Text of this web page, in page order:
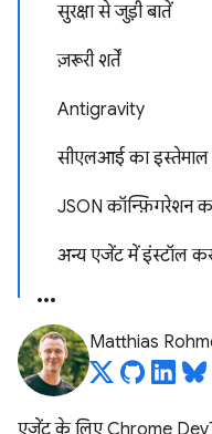
सुरक्षा से जुड़ी बातें
ज़रूरी शर्तें
Antigravity
सीएलआई का
JSON कॉन्फ़िगरेशन
अन्य एजेंट में इंस्टॉल
Matthias
एजेंट के लिए Chrome